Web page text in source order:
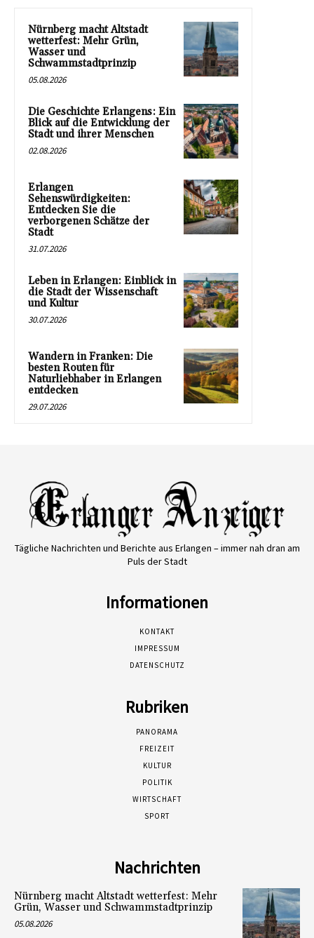
Nürnberg macht Altstadt
wetterfest: Mehr Grün,
Wasser und
Schwammstadtprinzip
05.08.2026
Die Geschichte Erlangens: Ein
Blick auf die Entwicklung der
Stadt und ihrer Menschen
02.08.2026
Erlangen
Sehenswürdigkeiten:
Entdecken Sie die
verborgenen Schätze der
Stadt
31.07.2026
Leben in Erlangen: Einblick in
die Stadt der Wissenschaft
und Kultur
30.07.2026
Wandern in Franken: Die
besten Routen für
Naturliebhaber in Erlangen
entdecken
29.07.2026
Tägliche Nachrichten und Berichte aus Erlangen – immer nah dran am
Puls der Stadt
Informationen
KONTAKT
IMPRESSUM
DATENSCHUTZ
Rubriken
PANORAMA
FREIZEIT
KULTUR
POLITIK
WIRTSCHAFT
SPORT
Nachrichten
Nürnberg macht Altstadt wetterfest: Mehr
Grün, Wasser und Schwammstadtprinzip
05.08.2026